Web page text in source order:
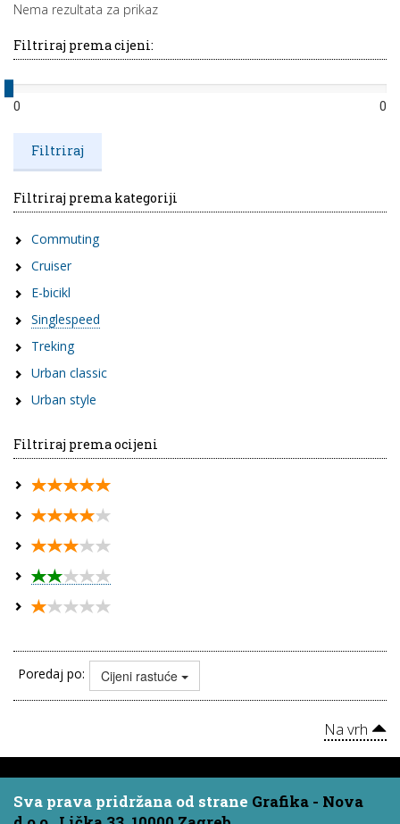
Nema rezultata za prikaz
Filtriraj prema cijeni:
0 0
Filtriraj prema kategoriji
Commuting
Cruiser
E-bicikl
Singlespeed
Treking
Urban classic
Urban style
Filtriraj prema ocijeni
Poredaj po: Cijeni rastuće
Na vrh
Sva prava pridržana od strane Grafika - Nova